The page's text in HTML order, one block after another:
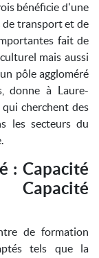
bénéficie d'une
de transport et de
fait de
mais aussi
pôle aggloméré
donne à Laure-
cherchent des
les secteurs du
: Capacité
de formation
tels que la